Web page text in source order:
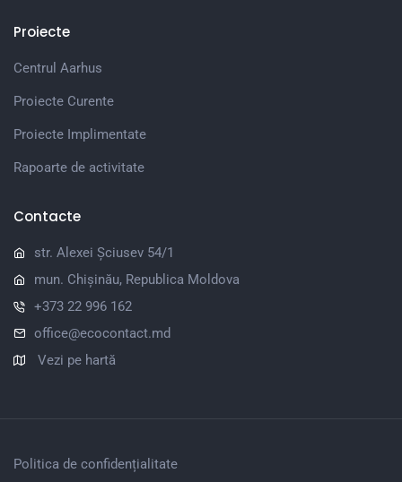
Proiecte
Centrul Aarhus
Proiecte Curente
Proiecte Implimentate
Rapoarte de activitate
Contacte
str. Alexei Șciusev 54/1
mun. Chișinău, Republica Moldova
+373 22 996 162
office@ecocontact.md
Vezi pe hartă
Politica de confidențialitate